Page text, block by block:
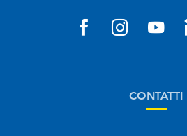
CONTATTI